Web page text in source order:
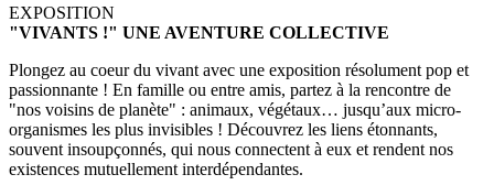
EXPOSITION
"VIVANTS !" UNE AVENTURE COLLECTIVE
Plongez au coeur du vivant avec une exposition résolument pop et
passionnante ! En famille ou entre amis, partez à la rencontre de
"nos voisins de planète" : animaux, végétaux… jusqu’aux micro-
organismes les plus invisibles ! Découvrez les liens étonnants,
souvent insoupçonnés, qui nous connectent à eux et rendent nos
existences mutuellement interdépendantes.